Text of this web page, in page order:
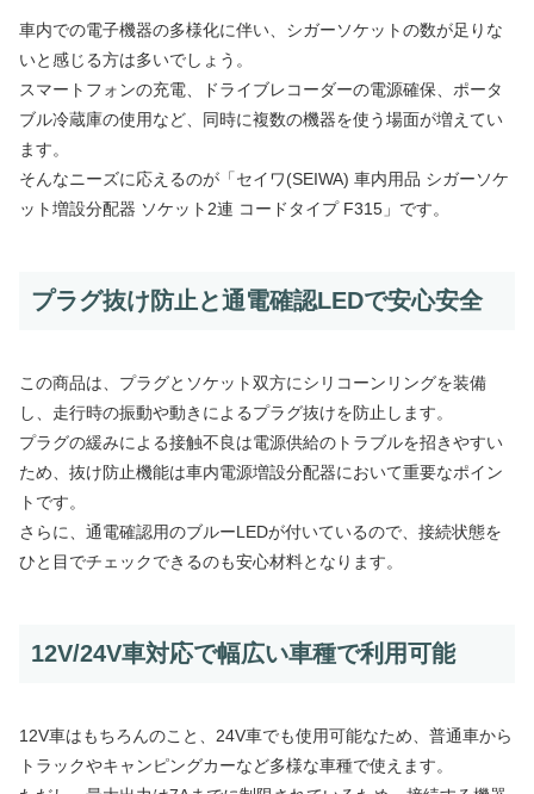
車内での電子機器の多様化に伴い、シガーソケットの数が足りな
いと感じる方は多いでしょう。
スマートフォンの充電、ドライブレコーダーの電源確保、ポータ
ブル冷蔵庫の使用など、同時に複数の機器を使う場面が増えてい
ます。
そんなニーズに応えるのが「セイワ(SEIWA) 車内用品 シガーソケ
ット増設分配器 ソケット2連 コードタイプ F315」です。
プラグ抜け防止と通電確認LEDで安心安全
この商品は、プラグとソケット双方にシリコーンリングを装備
し、走行時の振動や動きによるプラグ抜けを防止します。
プラグの緩みによる接触不良は電源供給のトラブルを招きやすい
ため、抜け防止機能は車内電源増設分配器において重要なポイン
トです。
さらに、通電確認用のブルーLEDが付いているので、接続状態を
ひと目でチェックできるのも安心材料となります。
12V/24V車対応で幅広い車種で利用可能
12V車はもちろんのこと、24V車でも使用可能なため、普通車から
トラックやキャンピングカーなど多様な車種で使えます。